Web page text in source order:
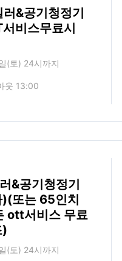
&공기청정기
비스무료시
(토) 24시까지
웃 13:00
&공기청정기
또는 65인치
ott서비스 무료
)
(토) 24시까지